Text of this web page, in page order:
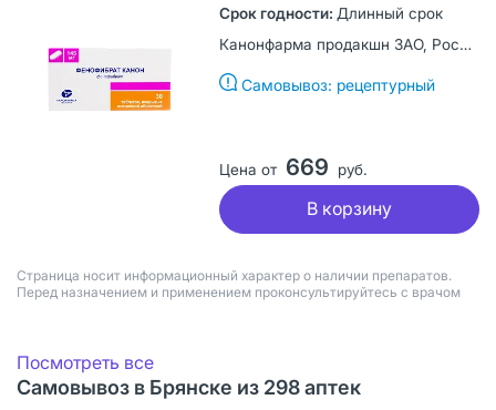
Длинный срок
Канонфарма продакшн ЗАО, Россия
Самовывоз: рецептурный
Цена от 669 руб.
В корзину
Страница носит информационный характер о наличии препаратов.
Перед назначением и применением проконсультируйтесь с врачом
Посмотреть все
Самовывоз в Брянске из 298 аптек